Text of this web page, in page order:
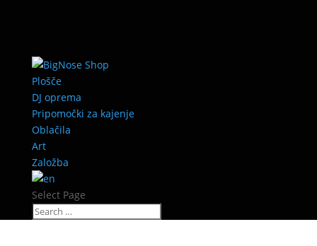
Plošče
DJ oprema
Pripomočki za kajenje
Oblačila
Art
Založba
Select Page